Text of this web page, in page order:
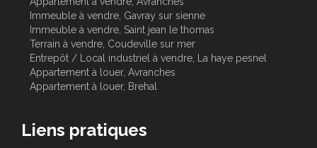
Immeuble à vendre, Gavray sur sienne
Immeuble à vendre, Saint jean le thomas
Terrain à vendre, Coudeville sur mer
Entrepôt / Local industriel à vendre, La haye pesnel
Appartement à louer, Avranches
Appartement à louer, Brehal
Liens pratiques